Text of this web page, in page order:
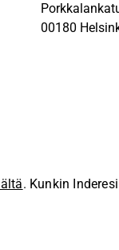
00180
. Kunkin